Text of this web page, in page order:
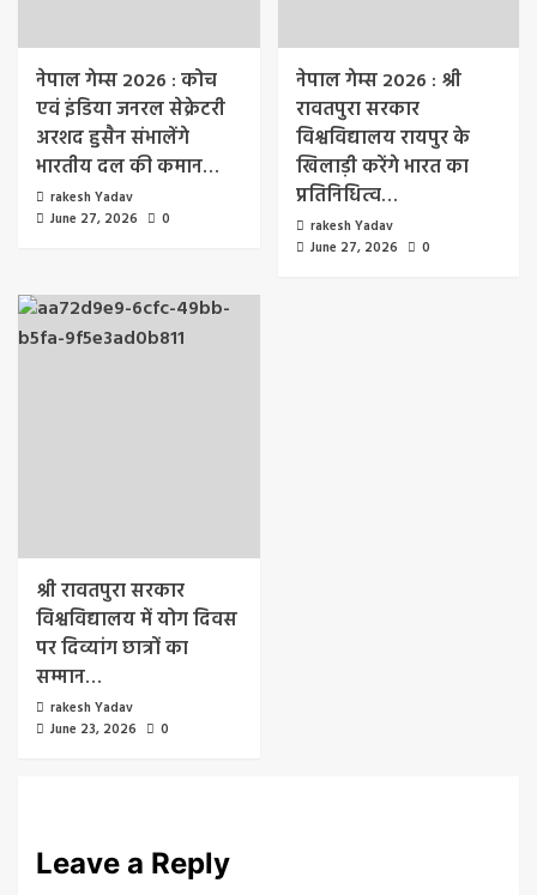
नेपाल गेम्स 2026 : कोच
एवं इंडिया जनरल सेक्रेटरी
अरशद हुसैन संभालेंगे
भारतीय दल की कमान…
rakesh Yadav
June 27, 2026
0
नेपाल गेम्स 2026 : श्री
रावतपुरा सरकार
विश्वविद्यालय रायपुर के
खिलाड़ी करेंगे भारत का
प्रतिनिधित्व…
rakesh Yadav
June 27, 2026
0
श्री रावतपुरा सरकार
विश्वविद्यालय में योग दिवस
पर दिव्यांग छात्रों का
सम्मान…
rakesh Yadav
June 23, 2026
0
Leave a Reply